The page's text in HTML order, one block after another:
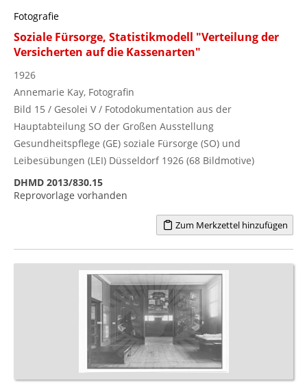
Fotografie
Soziale Fürsorge, Statistikmodell "Verteilung der
Versicherten auf die Kassenarten"
1926
Annemarie Kay, Fotografin
Bild 15 / Gesolei V / Fotodokumentation aus der
Hauptabteilung SO der Großen Ausstellung
Gesundheitspflege (GE) soziale Fürsorge (SO) und
Leibesübungen (LEI) Düsseldorf 1926 (68 Bildmotive)
DHMD 2013/830.15
Reprovorlage vorhanden
Zum Merkzettel hinzufügen